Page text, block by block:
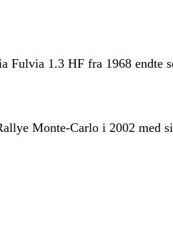
Fulvia 1.3 HF fra 1968 endte
Monte-Carlo i 2002 med